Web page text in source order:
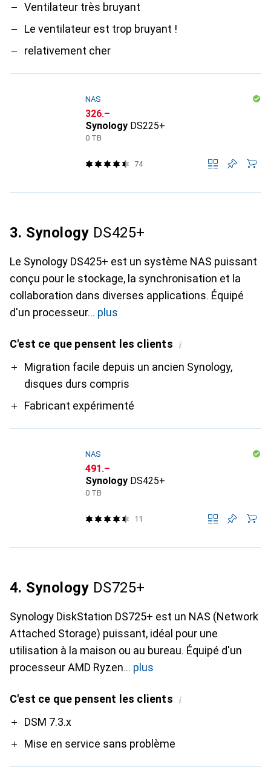
Ventilateur très bruyant
Le ventilateur est trop bruyant !
relativement cher
NAS
CHF
326.–
Synology DS225+
0 TB
74
3. Synology DS425+
Le Synology DS425+ est un système NAS puissant
conçu pour le stockage, la synchronisation et la
collaboration dans diverses applications. Équipé
d'un processeur
plus
C'est ce que pensent les clients i
ProMigration facile depuis un ancien Synology,
disques durs compris
Fabricant expérimenté
NAS
CHF
491.–
Synology DS425+
0 TB
11
4. Synology DS725+
Synology DiskStation DS725+ est un NAS (Network
Attached Storage) puissant, idéal pour une
utilisation à la maison ou au bureau. Équipé d'un
processeur AMD Ryzen
plus
C'est ce que pensent les clients i
ProDSM 7.3.x
Mise en service sans problème